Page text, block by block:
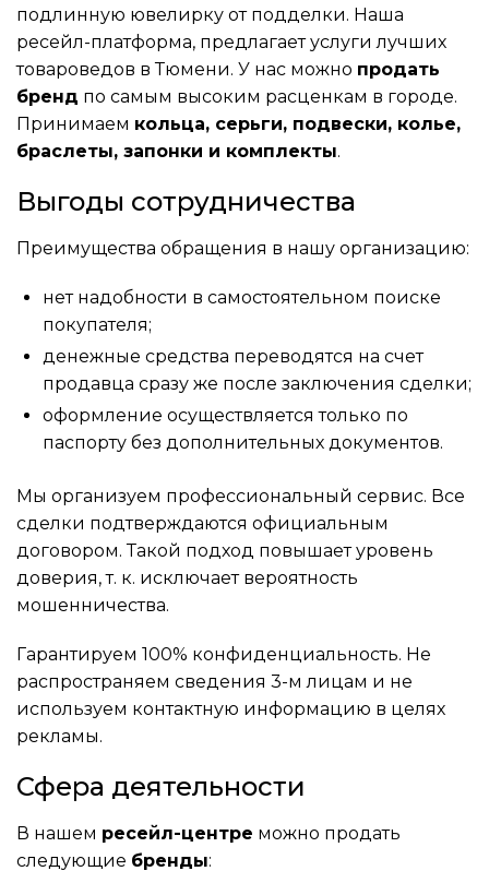
подлинную ювелирку от подделки. Наша
ресейл-платформа, предлагает услуги лучших
товароведов в Тюмени. У нас можно продать
бренд по самым высоким расценкам в городе.
Принимаем кольца, серьги, подвески, колье,
браслеты, запонки и комплекты.
Выгоды сотрудничества
Преимущества обращения в нашу организацию:
нет надобности в самостоятельном поиске
покупателя;
денежные средства переводятся на счет
продавца сразу же после заключения сделки;
оформление осуществляется только по
паспорту без дополнительных документов.
Мы организуем профессиональный сервис. Все
сделки подтверждаются официальным
договором. Такой подход повышает уровень
доверия, т. к. исключает вероятность
мошенничества.
Гарантируем 100% конфиденциальность. Не
распространяем сведения 3-м лицам и не
используем контактную информацию в целях
рекламы.
Сфера деятельности
В нашем ресейл-центре можно продать
следующие бренды: